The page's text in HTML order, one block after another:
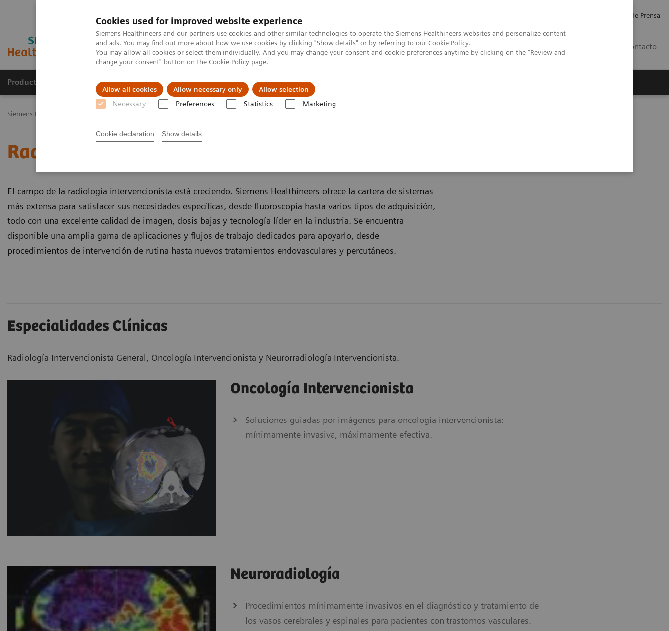
Cookies used for improved website experience
Siemens Healthineers and our partners use cookies and other similar technologies to operate the Siemens Healthineers websites and personalize content
and ads. You may find out more about how we use cookies by clicking "Show details" or by referring to our Cookie Policy.
You may allow all cookies or select them individually. And you may change your consent and cookie preferences anytime by clicking on the "Review and
change your consent" button on the Cookie Policy page.
Allow all cookies Allow necessary only Allow selection
Necessary Preferences Statistics Marketing
Cookie declaration Show details
Comunicados de Prensa
Contacto
Productos y servicios Especialidades Clínicas Servicios post venta
Siemens Healthineers Latinoamérica
Radiología intervencionista
El campo de la radiología intervencionista está creciendo. Siemens Healthineers ofrece la cartera de sistemas
más extensa para satisfacer sus necesidades específicas, desde fluoroscopia hasta varios tipos de adquisición,
todo con una excelente calidad de imagen, dosis bajas y tecnología líder en la industria. Se encuentra
disponible una amplia gama de aplicaciones y flujos de trabajo dedicados para apoyarlo, desde
procedimientos de intervención de rutina hasta nuevos tratamientos endovasculares y percutáneos.
Especialidades Clínicas
Radiología Intervencionista General, Oncología Intervencionista y Neurorradiología Intervencionista.
Oncología Intervencionista
Soluciones guiadas por imágenes para oncología intervencionista:
mínimamente invasiva, máximamente efectiva.
Neuroradiología
Procedimientos mínimamente invasivos en el diagnóstico y tratamiento de
los vasos cerebrales y espinales para pacientes con trastornos vasculares.